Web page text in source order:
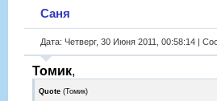
Саня
Дата: Четверг, 30 Июня 2011, 00:58:14 |
Томик,
Quote (Томик)